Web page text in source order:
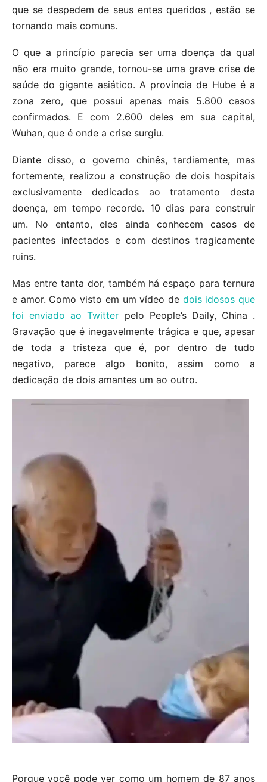
que se despedem de seus entes queridos , estão se
tornando mais comuns.
O que a princípio parecia ser uma doença da qual
não era muito grande, tornou-se uma grave crise de
saúde do gigante asiático. A província de Hube é a
zona zero, que possui apenas mais 5.800 casos
confirmados. E com 2.600 deles em sua capital,
Wuhan, que é onde a crise surgiu.
Diante disso, o governo chinês, tardiamente, mas
fortemente, realizou a construção de dois hospitais
exclusivamente dedicados ao tratamento desta
doença, em tempo recorde. 10 dias para construir
um. No entanto, eles ainda conhecem casos de
pacientes infectados e com destinos tragicamente
ruins.
Mas entre tanta dor, também há espaço para ternura
e amor. Como visto em um vídeo dedois idosos que
foi enviado ao Twitter pelo People’s Daily, China .
Gravação que é inegavelmente trágica e que, apesar
de toda a tristeza que é, por dentro de tudo
negativo, parece algo bonito, assim como a
dedicação de dois amantes um ao outro.
Porque você pode ver como um homem de 87 anos